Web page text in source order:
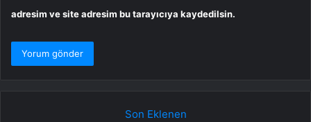
adresim ve site adresim bu tarayıcıya kaydedilsin.
Son Eklenen